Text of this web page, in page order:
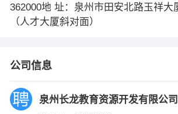
362000地 址：泉州市田安北路玉祥大
（人才大厦斜对面）
公司信息
泉州长龙教育资源开发有限公司